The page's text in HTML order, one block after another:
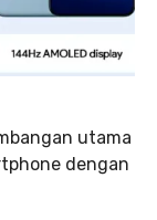
utama
dengan